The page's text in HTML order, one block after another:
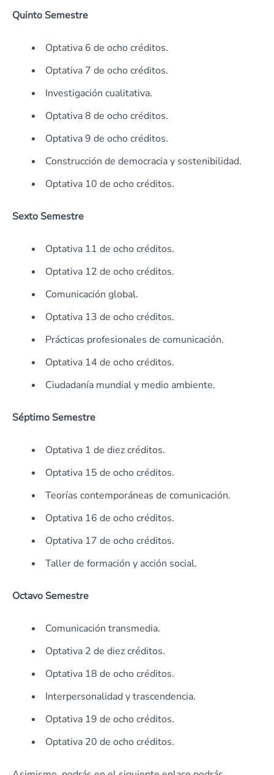
Quinto Semestre
Optativa 6 de ocho créditos.
Optativa 7 de ocho créditos.
Investigación cualitativa.
Optativa 8 de ocho créditos.
Optativa 9 de ocho créditos.
Construcción de democracia y sostenibilidad.
Optativa 10 de ocho créditos.
Sexto Semestre
Optativa 11 de ocho créditos.
Optativa 12 de ocho créditos.
Comunicación global.
Optativa 13 de ocho créditos.
Prácticas profesionales de comunicación.
Optativa 14 de ocho créditos.
Ciudadanía mundial y medio ambiente.
Séptimo Semestre
Optativa 1 de diez créditos.
Optativa 15 de ocho créditos.
Teorías contemporáneas de comunicación.
Optativa 16 de ocho créditos.
Optativa 17 de ocho créditos.
Taller de formación y acción social.
Octavo Semestre
Comunicación transmedia.
Optativa 2 de diez créditos.
Optativa 18 de ocho créditos.
Interpersonalidad y trascendencia.
Optativa 19 de ocho créditos.
Optativa 20 de ocho créditos.